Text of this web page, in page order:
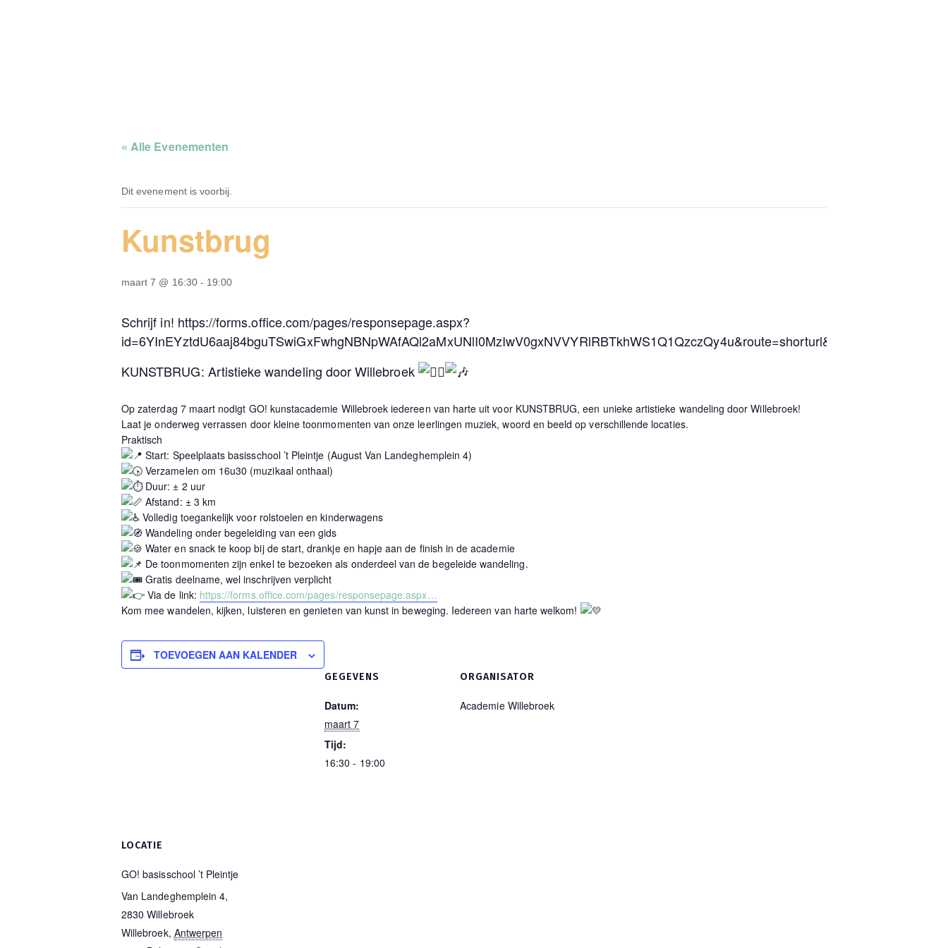
« Alle Evenementen
Dit evenement is voorbij.
Kunstbrug
maart 7 @ 16:30- 19:00
Schrijf in! https://forms.office.com/pages/responsepage.aspx?
KUNSTBRUG: Artistieke wandeling door Willebroek
Op zaterdag 7 maart nodigt GO! kunstacademie Willebroek iedereen van harte uit voor KUNSTBRUG, een unieke artistieke wandeling door Willebroek!
Laat je onderweg verrassen door kleine toonmomenten van onze leerlingen muziek, woord en beeld op verschillende locaties.
Praktisch
Start: Speelplaats basisschool ’t Pleintje (August Van Landeghemplein 4)
Verzamelen om 16u30 (muzikaal onthaal)
Duur: ± 2 uur
Afstand: ± 3 km
Volledig toegankelijk voor rolstoelen en kinderwagens
Wandeling onder begeleiding van een gids
Water en snack te koop bij de start, drankje en hapje aan de finish in de academie
De toonmomenten zijn enkel te bezoeken als onderdeel van de begeleide wandeling.
Gratis deelname, wel inschrijven verplicht
Via de link: https://forms.office.com/pages/responsepage.aspx…
Kom mee wandelen, kijken, luisteren en genieten van kunst in beweging. Iedereen van harte welkom!
TOEVOEGEN AAN KALENDER
GEGEVENS
Datum:
maart 7
Tijd:
16:30 - 19:00
ORGANISATOR
Academie Willebroek
LOCATIE
GO! basisschool ’t Pleintje
Van Landeghemplein 4,
2830 Willebroek
Willebroek, Antwerpen